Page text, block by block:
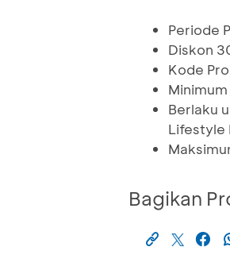
Periode
Diskon
Kode
Berlaku
Lifestyle
Bagikan